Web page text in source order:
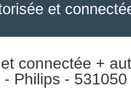
et
connectée +
- Philips - 531050